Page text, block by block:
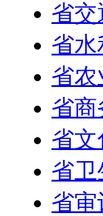
省交
省水
省农
省商
省文
省卫
省审